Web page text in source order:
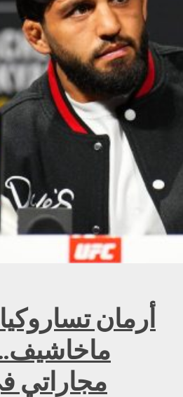
أرمان
ماخاشيف..
مجاراتي